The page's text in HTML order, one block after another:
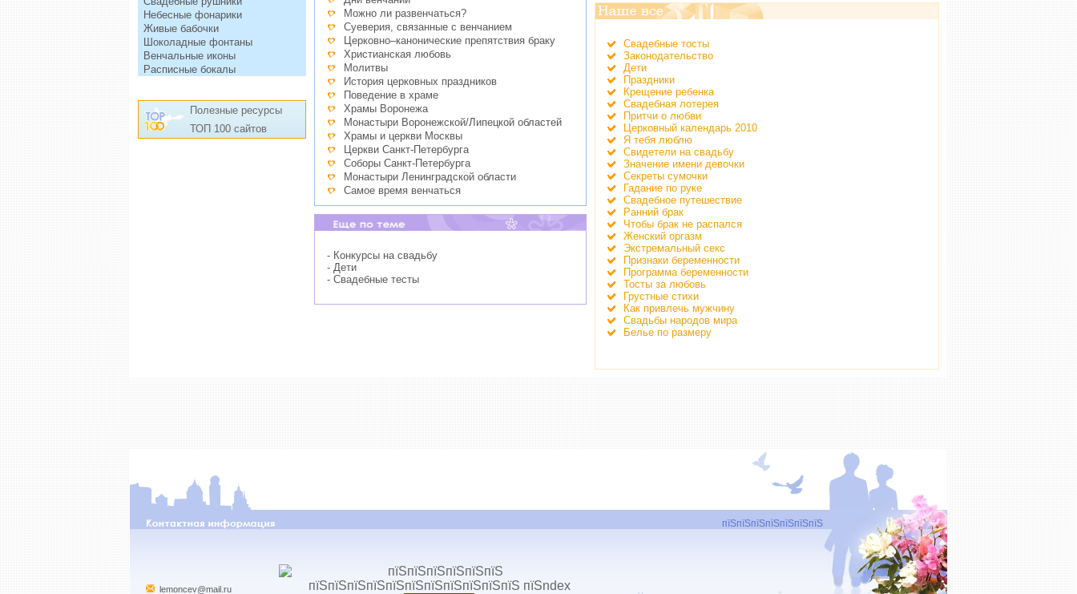
Небесные фонарики
Живые бабочки
Шоколадные фонтаны
Венчальные иконы
Расписные бокалы
Полезные ресурсы
ТОП 100 сайтов
Можно ли развенчаться?
Суеверия, связанные с венчанием
Церковно–канонические препятствия браку
Христианская любовь
Молитвы
История церковных праздников
Поведение в храме
Храмы Воронежа
Монастыри Воронежской/Липецкой областей
Храмы и церкви Москвы
Церкви Санкт-Петербурга
Соборы Санкт-Петербурга
Монастыри Ленинградской области
Самое время венчаться
- Конкурсы на свадьбу
- Дети
- Свадебные тесты
Свадебные тосты
Законодательство
Дети
Праздники
Крещение ребенка
Свадебная лотерея
Притчи о любви
Церковный календарь 2010
Я тебя люблю
Свидетели на свадьбу
Значение имени девочки
Секреты сумочки
Гадание по руке
Свадебное путешествие
Ранний брак
Чтобы брак не распался
Женский оргазм
Экстремальный секс
Признаки беременности
Программа беременности
Тосты за любовь
Грустные стихи
Как привлечь мужчину
Свадьбы народов мира
Белье по размеру
пїЅпїЅпїЅпїЅпїЅпїЅпїЅ
lemoncev@mail.ru